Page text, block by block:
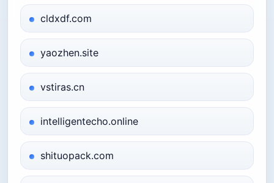
cldxdf.com
yaozhen.site
vstiras.cn
intelligentecho.online
shituopack.com